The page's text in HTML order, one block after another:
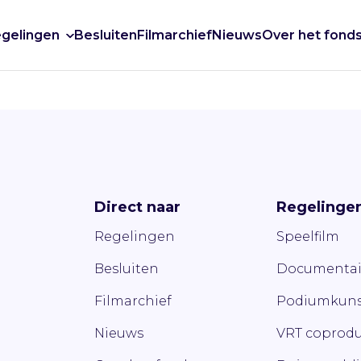
BesluitenFilmarchiefNieuwsOver het
Direct naar
Regelingen
Besluiten
Filmarchief
Nieuws
Speelfilm
VRT